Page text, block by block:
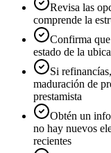
Revisa las
comprende la
Confirma
estado de la
Si
maduración de
prestamista
Obtén un
no hay nuevos
recientes